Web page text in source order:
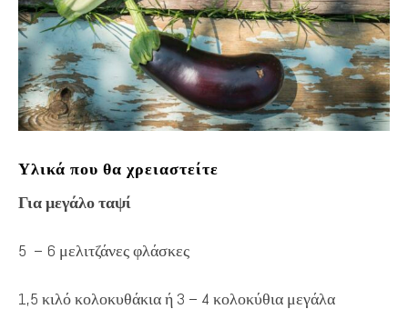
Υλικά που θα χρειαστείτε
Για μεγάλο ταψί
5 – 6 μελιτζάνες φλάσκες
1,5 κιλό κολοκυθάκια ή 3 – 4 κολοκύθια μεγάλα